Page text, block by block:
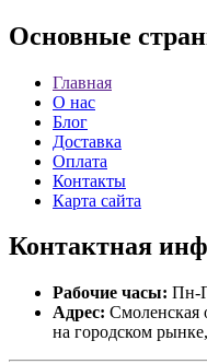
Основные
Главная
О нас
Блог
Доставка
Оплата
Контакты
Карта сайта
Контактная
Рабочие часы: Пн-
Адрес: Смоленская
на городском